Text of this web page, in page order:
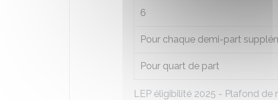
LEP éligibilité 2025 - Plafond
6
Pour chaque demi-part
Pour quart de part